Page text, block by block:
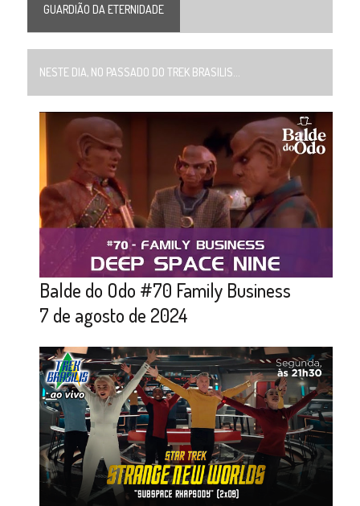
GUARDIÃO DA ETERNIDADE
NESTE DIA, NO PASSADO DO TREK BRASILIS...
Balde do Odo #70 Family Business
7 de agosto de 2024